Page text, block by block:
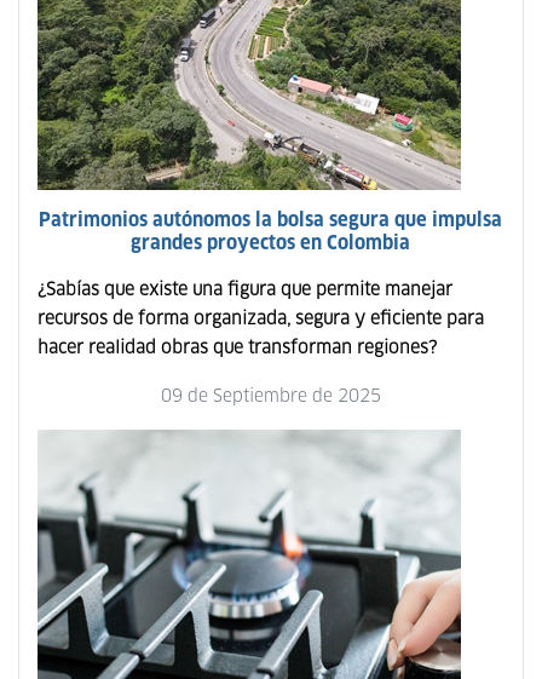
Patrimonios autónomos la bolsa segura que impulsa
grandes proyectos en Colombia
¿Sabías que existe una figura que permite manejar
recursos de forma organizada, segura y eficiente para
hacer realidad obras que transforman regiones?
09 de Septiembre de 2025